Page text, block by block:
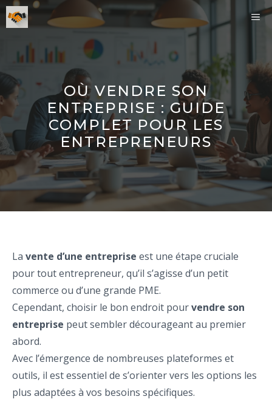
Aller
au
contenu
OÙ VENDRE SON
ENTREPRISE : GUIDE
COMPLET POUR LES
ENTREPRENEURS
La vente d’une entreprise est une étape cruciale
pour tout entrepreneur, qu’il s’agisse d’un petit
commerce ou d’une grande PME.
Cependant, choisir le bon endroit pourvendre son
entreprise peut sembler décourageant au premier
abord.
Avec l’émergence de nombreuses plateformes et
outils, il est essentiel de s’orienter vers les options les
plus adaptées à vos besoins spécifiques.